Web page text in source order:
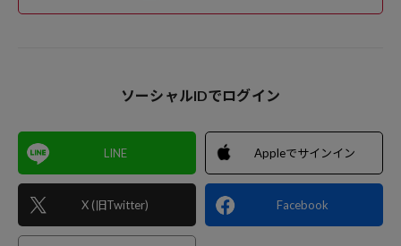
ソーシャルIDでログイン
LINE
X (旧Twitter)
Appleでサインイン
Facebook